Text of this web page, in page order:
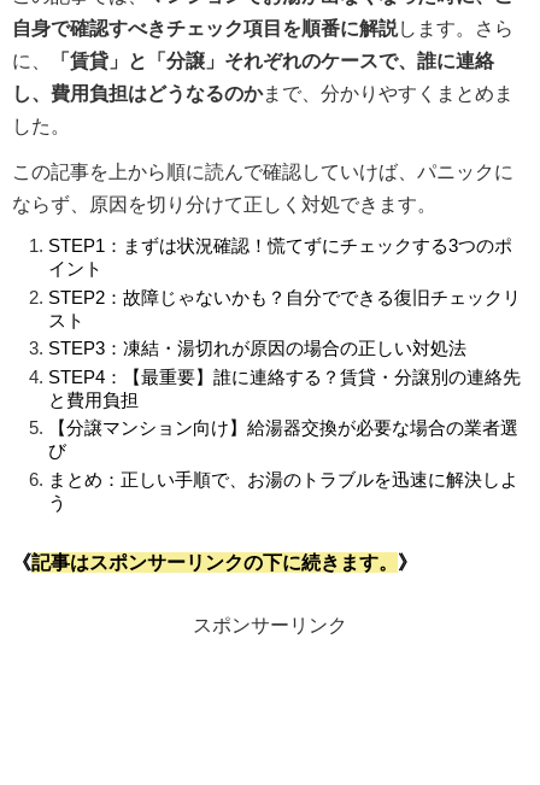
自身で確認すべきチェック項目を順番に解説します。さら
に、
「賃貸」と「分譲」それぞれのケースで、誰に連絡
し、費用負担はどうなるのかまで、分かりやすくまとめま
した。
この記事を上から順に読んで確認していけば、パニックに
ならず、原因を切り分けて正しく対処できます。
STEP1：まずは状況確認！慌てずにチェックする3つのポ
イント
STEP2：故障じゃないかも？自分でできる復旧チェックリ
スト
STEP3：凍結・湯切れが原因の場合の正しい対処法
STEP4：【最重要】誰に連絡する？賃貸・分譲別の連絡先
と費用負担
【分譲マンション向け】給湯器交換が必要な場合の業者選
び
まとめ：正しい手順で、お湯のトラブルを迅速に解決しよ
う
《記事はスポンサーリンクの下に続きます。 》
スポンサーリンク